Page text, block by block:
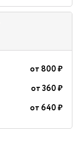
от 800₽
от360₽
от 640₽